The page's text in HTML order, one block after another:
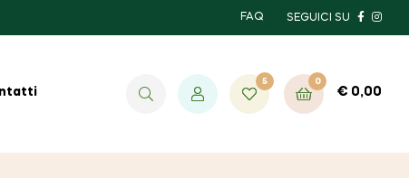
FAQ SEGUICI SU
5 0
€ 0,00